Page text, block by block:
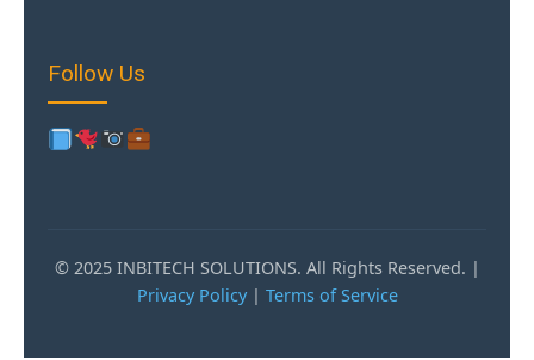
Follow Us
© 2025 INBITECH SOLUTIONS. All Rights Reserved. |
Privacy Policy| Terms of Service